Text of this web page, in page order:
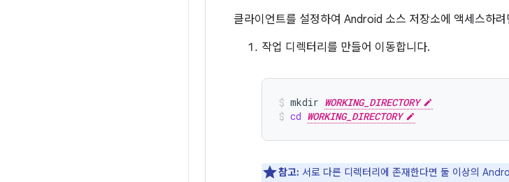
클라이언트를 설정하여 Android 소스 저장소에 액세스하
작업 디렉터리를 만들어 이동합니다.
mkdir WORKING_DIRECTORY
cd WORKING_DIRECTORY
참고: 서로 다른 디렉터리에 존재한다면 둘 이상의